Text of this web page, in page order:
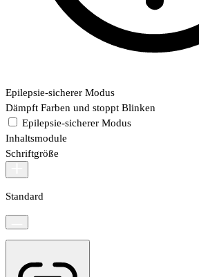
Epilepsie-sicherer Modus
Dämpft Farben und stoppt Blinken
Epilepsie-sicherer Modus
Inhaltsmodule
Schriftgröße
Standard